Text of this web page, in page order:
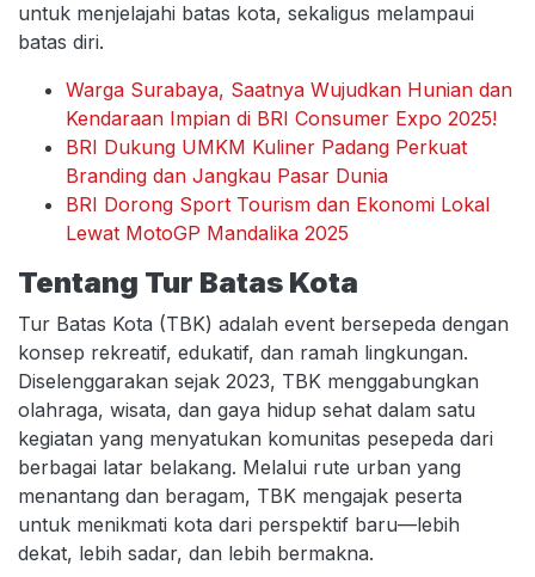
untuk menjelajahi batas kota, sekaligus melampaui
batas diri.
Warga Surabaya, Saatnya Wujudkan Hunian dan
Kendaraan Impian di BRI Consumer Expo 2025!
BRI Dukung UMKM Kuliner Padang Perkuat
Branding dan Jangkau Pasar Dunia
BRI Dorong Sport Tourism dan Ekonomi Lokal
Lewat MotoGP Mandalika 2025
Tentang Tur Batas Kota
Tur Batas Kota (TBK) adalah event bersepeda dengan
konsep rekreatif, edukatif, dan ramah lingkungan.
Diselenggarakan sejak 2023, TBK menggabungkan
olahraga, wisata, dan gaya hidup sehat dalam satu
kegiatan yang menyatukan komunitas pesepeda dari
berbagai latar belakang. Melalui rute urban yang
menantang dan beragam, TBK mengajak peserta
untuk menikmati kota dari perspektif baru—lebih
dekat, lebih sadar, dan lebih bermakna.